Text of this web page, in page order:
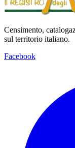
Censimento,
sul territorio italiano.
Facebook